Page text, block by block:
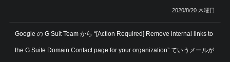
2020/8/20 木曜日
Google の G Suit Team から “[Action Required] Remove internal links to
the G Suite Domain Contact page for your organization” ていうメールが